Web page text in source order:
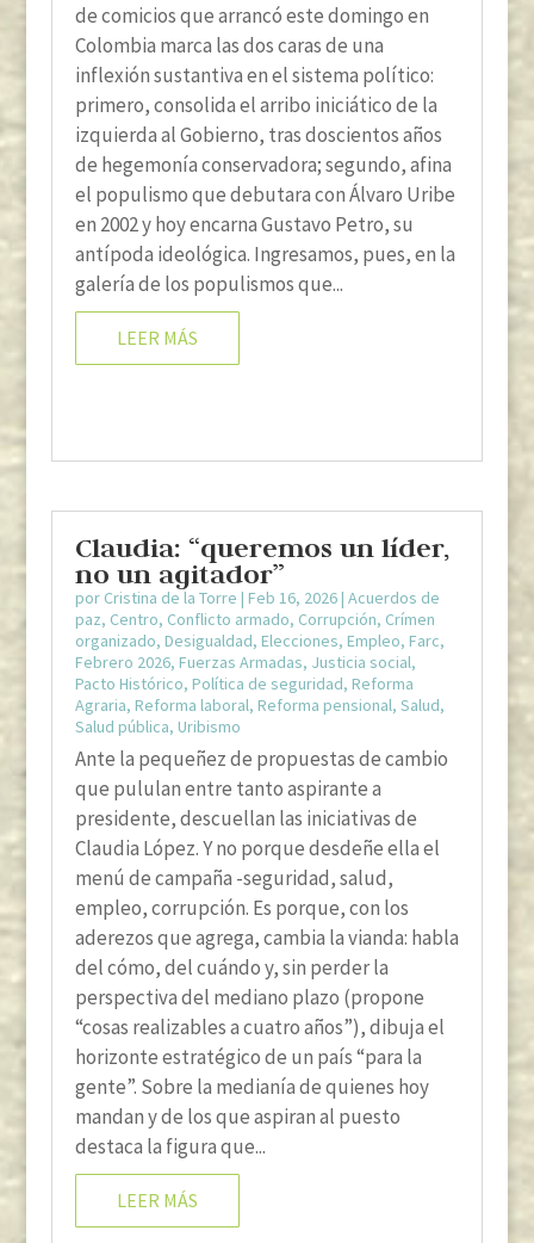
de comicios que arrancó este domingo en
Colombia marca las dos caras de una
inflexión sustantiva en el sistema político:
primero, consolida el arribo iniciático de la
izquierda al Gobierno, tras doscientos años
de hegemonía conservadora; segundo, afina
el populismo que debutara con Álvaro Uribe
en 2002 y hoy encarna Gustavo Petro, su
antípoda ideológica. Ingresamos, pues, en la
galería de los populismos que...
LEER MÁS
Claudia: “queremos un líder,
no un agitador”
por Cristina de la Torre | Feb 16, 2026| Acuerdos de
paz, Centro, Conflicto armado, Corrupción, Crímen
organizado, Desigualdad, Elecciones, Empleo, Farc,
Febrero 2026, Fuerzas Armadas, Justicia social,
Pacto Histórico, Política de seguridad, Reforma
Agraria, Reforma laboral, Reforma pensional, Salud,
Salud pública, Uribismo
Ante la pequeñez de propuestas de cambio
que pululan entre tanto aspirante a
presidente, descuellan las iniciativas de
Claudia López. Y no porque desdeñe ella el
menú de campaña -seguridad, salud,
empleo, corrupción. Es porque, con los
aderezos que agrega, cambia la vianda: habla
del cómo, del cuándo y, sin perder la
perspectiva del mediano plazo (propone
“cosas realizables a cuatro años”), dibuja el
horizonte estratégico de un país “para la
gente”. Sobre la medianía de quienes hoy
mandan y de los que aspiran al puesto
destaca la figura que...
LEER MÁS